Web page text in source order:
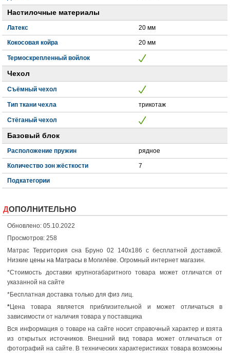
Настилочные материалы
Латекс 20 мм
Кокосовая койра 20 мм
Термоскрепленный войлок
Чехол
Съёмный чехол
Тип ткани чехла трикотаж
Стёганый чехол
Базовый блок
Расположение пружин рядное
Количество зон жёсткости 7
Подкатегории
ДОПОЛНИТЕЛЬНО
Обновлено: 05.10.2022
Просмотров: 258
Матрас Территория сна Бруно 02 140x186 с бесплатной доставкой.
Низкиецены на Матрасы в Могилёве. Огромный интернет магазин.
*Стоимость доставки крупногабаритного товара может отличатся от
указанной на сайте
*Бесплатная доставка только для физ лиц.
*Цена товара является приблизительной и может отличаться в
зависимости от наличия товара у поставщика
Вся информация о товаре на сайте носит справочный характер и взята
из открытых источников. Внешний вид товара может отличаться от
фотографий на сайте. В технических характеристиках товара возможны